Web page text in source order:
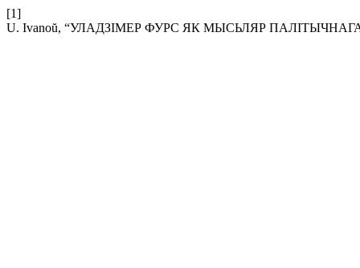
[1]
U. Ivanoŭ, “УЛАДЗІМЕР ФУРС ЯК МЫСЬЛЯР